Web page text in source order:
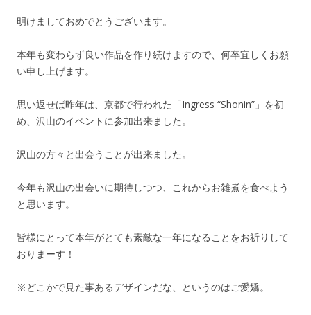
明けましておめでとうございます。
本年も変わらず良い作品を作り続けますので、何卒宜しくお願
い申し上げます。
思い返せば昨年は、京都で行われた「Ingress “Shonin”」を初
め、沢山のイベントに参加出来ました。
沢山の方々と出会うことが出来ました。
今年も沢山の出会いに期待しつつ、これからお雑煮を食べよう
と思います。
皆様にとって本年がとても素敵な一年になることをお祈りして
おりまーす！
※どこかで見た事あるデザインだな、というのはご愛嬌。